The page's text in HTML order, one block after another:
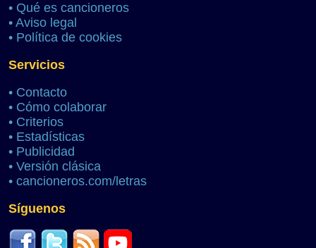
• Qué es cancioneros
• Aviso legal
• Política de cookies
Servicios
• Contacto
• Cómo colaborar
• Criterios
• Estadísticas
• Publicidad
• Versión clásica
• cancioneros.com/letras
Síguenos